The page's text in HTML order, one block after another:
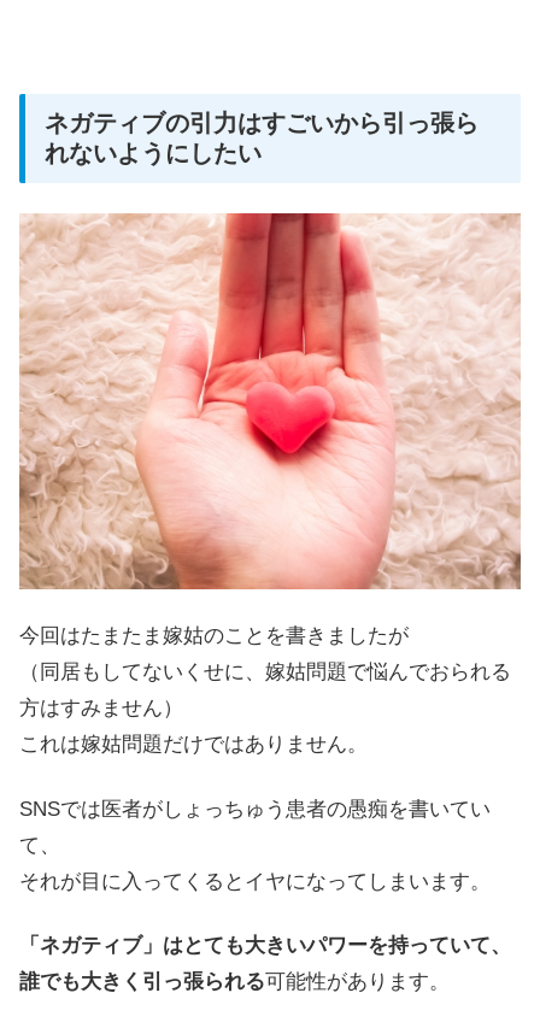
ネガティブの引力はすごいから引っ張ら
れないようにしたい
今回はたまたま嫁姑のことを書きましたが
（同居もしてないくせに、嫁姑問題で悩んでおられる
方はすみません）
これは嫁姑問題だけではありません。
SNSでは医者がしょっちゅう患者の愚痴を書いてい
て、
それが目に入ってくるとイヤになってしまいます。
「ネガティブ」はとても大きいパワーを持っていて、
誰でも大きく引っ張られる可能性があります。